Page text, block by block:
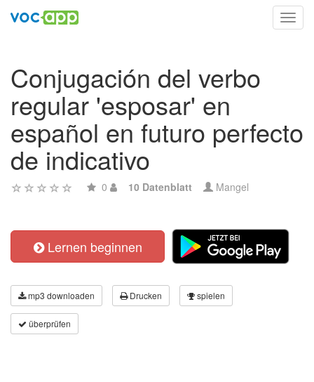
Conjugación del verbo
regular 'esposar' en
español en futuro perfecto
de indicativo
0 10 Datenblatt Mangel
Lernen beginnen
mp3 downloaden Drucken spielen
überprüfen